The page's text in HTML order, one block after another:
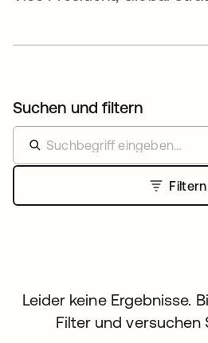
Suchen und filtern
Filtern
Leider keine Ergebnisse.
Filter und versuchen